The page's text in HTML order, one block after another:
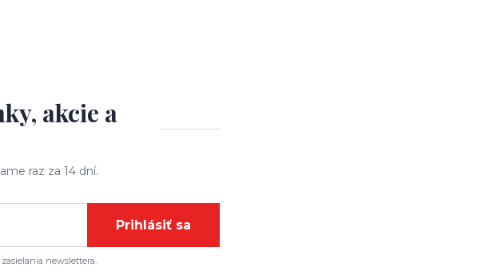
akcie a
raz za 14 dní.
Prihlásiť sa
newslettera.